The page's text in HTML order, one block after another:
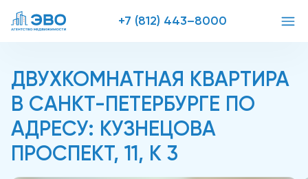
+7 (812) 443–8000
ДВУХКОМНАТНАЯ КВАРТИРА
В САНКТ-ПЕТЕРБУРГЕ ПО
АДРЕСУ: КУЗНЕЦОВА
ПРОСПЕКТ, 11, К 3